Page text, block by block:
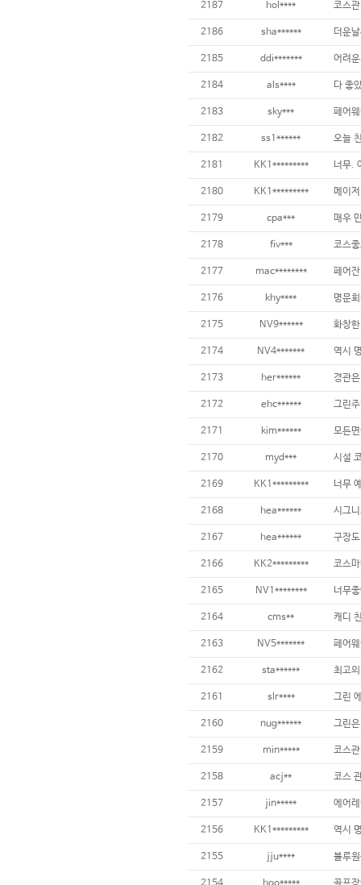
2187 hol****
2186 sha******
2185 ddi*******
2184 als**** 다 좋
2183 sky***
2182 ss1******
2181 KK1*********
2180 KK1*********
2179 cpa***
2178 fiv***
2177 mac********
2176 khy****
2175 NV9******
2174 NV4*******
2173 her******
2172 ehc******
2171 kim******
2170 myd***
2169 KK1*********
2168 hea******
2167 hea******
2166 KK2*********
2165 NV1******** 너무
2164 cms**
2163 NV5*******
2162 sta****** 최고
2161 slr****
2160 nug******
2159 min*****
2158 acj**
2157 jin*****
2156 KK1*********
2155 jju**** 블루